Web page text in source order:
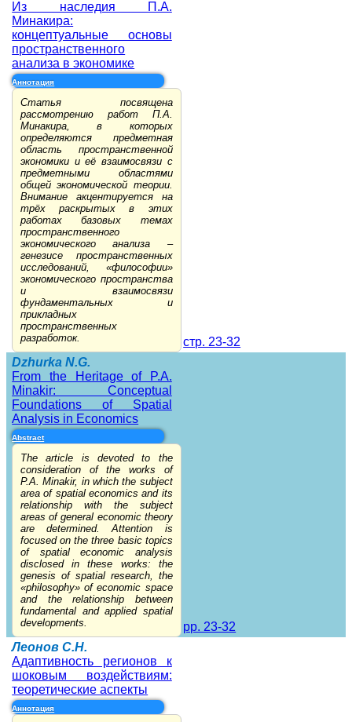
Из наследия П.А.
Минакира:
концептуальные основы
пространственного
анализа в экономике
Аннотация
Статья посвящена
рассмотрению работ П.А.
Минакира, в которых
определяются предметная
область пространственной
экономики и её взаимосвязи с
предметными областями
общей экономической теории.
Внимание акцентируется на
трёх раскрытых в этих
работах базовых темах
пространственного
экономического анализа –
генезисе пространственных
исследований, «философии»
экономического пространства
и взаимосвязи
фундаментальных и
прикладных
пространственных
разработок.
стр. 23-32
Dzhurka N.G.
From the Heritage of P.A.
Minakir: Conceptual
Foundations of Spatial
Analysis in Economics
Abstract
The article is devoted to the
consideration of the works of
P.A. Minakir, in which the subject
area of spatial economics and its
relationship with the subject
areas of general economic theory
are determined. Attention is
focused on the three basic topics
of spatial economic analysis
disclosed in these works: the
genesis of spatial research, the
«philosophy» of economic space
and the relationship between
fundamental and applied spatial
developments.
pp. 23-32
Леонов С.Н.
Адаптивность регионов к
шоковым воздействиям:
теоретические аспекты
Аннотация